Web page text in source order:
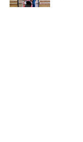
fortalecer la